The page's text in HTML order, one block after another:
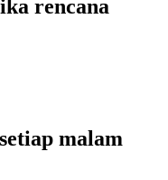
rencana
malam